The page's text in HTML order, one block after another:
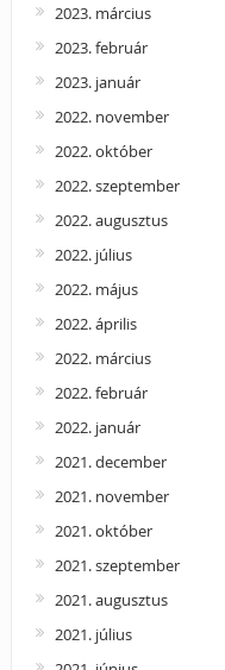
2023. március
2023. február
2023. január
2022. november
2022. október
2022. szeptember
2022. augusztus
2022. július
2022. május
2022. április
2022. március
2022. február
2022. január
2021. december
2021. november
2021. október
2021. szeptember
2021. augusztus
2021. július